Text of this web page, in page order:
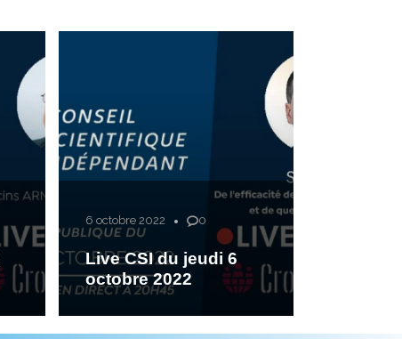
6 octobre 2022 0
Live CSI du jeudi 6
octobre 2022